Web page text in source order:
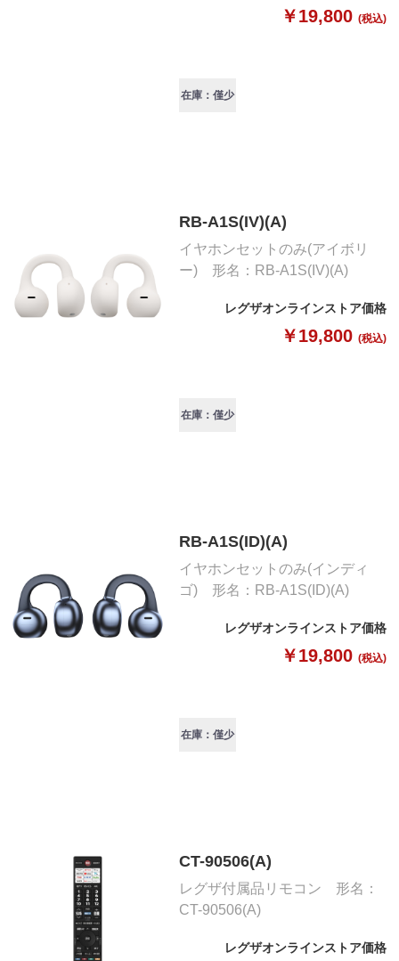
￥19,800 (税込)
在庫：僅少
RB-A1S(IV)(A)
イヤホンセットのみ(アイボリ
ー) 形名：RB-A1S(IV)(A)
レグザオンラインストア価格
￥19,800 (税込)
在庫：僅少
RB-A1S(ID)(A)
イヤホンセットのみ(インディ
ゴ) 形名：RB-A1S(ID)(A)
レグザオンラインストア価格
￥19,800 (税込)
在庫：僅少
CT-90506(A)
レグザ付属品リモコン 形名：
CT-90506(A)
レグザオンラインストア価格